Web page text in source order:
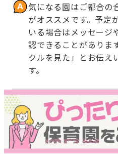
気になる園はご都合の
がオススメです。予定
いる場合はメッセージ
認できることがありま
クルを見た」とお伝え
す。